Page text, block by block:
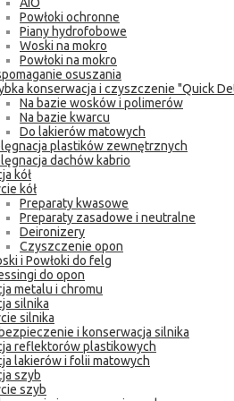
Powłoki ochronne
Piany hydrofobowe
Woski na mokro
Powłoki na mokro
osuszania
konserwacja i czyszczenie "Quick
Na bazie wosków i polimerów
Na bazie kwarcu
Do lakierów matowych
plastików zewnętrznych
dachów kabrio
kół
kół
Preparaty kwasowe
Preparaty zasadowe i neutralne
Deironizery
Czyszczenie opon
i Powłoki do felg
do opon
metalu i chromu
silnika
silnika
i konserwacja silnika
reflektorów plastikowych
lakierów i folii matowych
szyb
szyb